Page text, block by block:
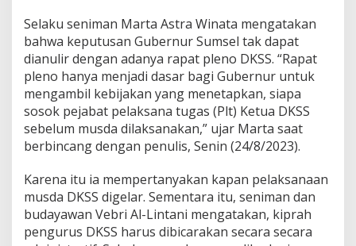
Selaku seniman Marta Astra Winata mengatakan
bahwa keputusan Gubernur Sumsel tak dapat
dianulir dengan adanya rapat pleno DKSS. “Rapat
pleno hanya menjadi dasar bagi Gubernur untuk
mengambil kebijakan yang menetapkan, siapa
sosok pejabat pelaksana tugas (Plt) Ketua DKSS
sebelum musda dilaksanakan,” ujar Marta saat
berbincang dengan penulis, Senin (24/8/2023).
Karena itu ia mempertanyakan kapan pelaksanaan
musda DKSS digelar. Sementara itu, seniman dan
budayawan Vebri Al-Lintani mengatakan, kiprah
pengurus DKSS harus dibicarakan secara secara